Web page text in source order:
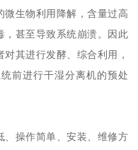
微生物利用降解，含量过高
，甚至导致系统崩溃。因此
其进行发酵、综合利用，
前进行干湿分离机的预处
、操作简单、安装、维修方